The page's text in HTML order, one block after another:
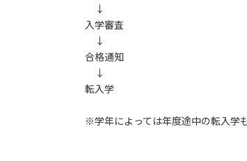
↓
入学審査
↓
合格通知
↓
転入学
※学年によっては年度途中の転入学